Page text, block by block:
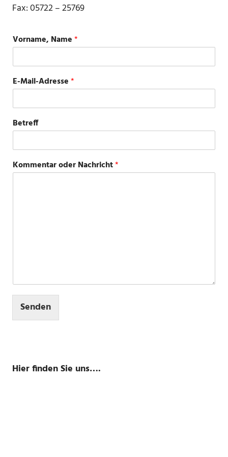
Fax: 05722 – 25769
Vorname, Name*
E-Mail-Adresse*
Betreff
Kommentar oder Nachricht*
Senden
Hier finden Sie uns….